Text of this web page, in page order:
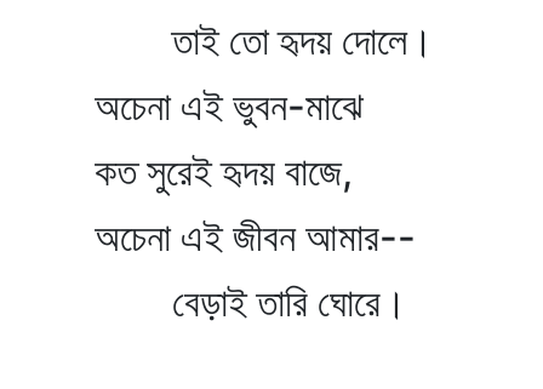
তাই তো হৃদয় দোলে।
অচেনা এই ভুবন-মাঝে
কত সুরেই হৃদয় বাজে,
অচেনা এই জীবন আমার--
বেড়াই তারি ঘোরে।